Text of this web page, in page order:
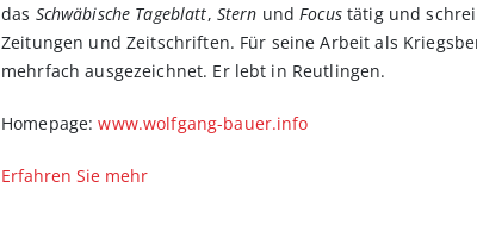
das Schwäbische Tageblatt, Stern und Focustätig und
Zeitungen und Zeitschriften. Für seine Arbeit als
mehrfach ausgezeichnet. Er lebt in Reutlingen.
Homepage:www.wolfgang-bauer.info
Erfahren Sie mehr